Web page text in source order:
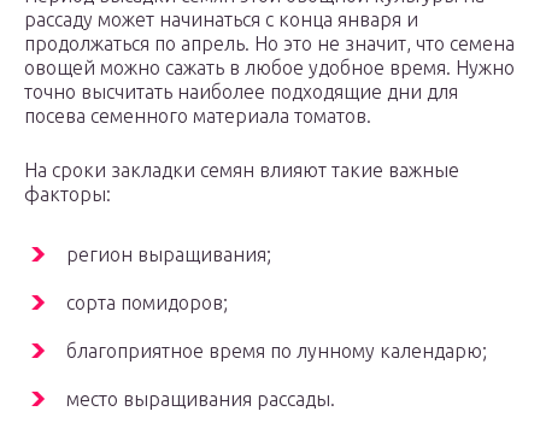
рассаду может начинаться с конца января и
продолжаться по апрель. Но это не значит, что семена
овощей можно сажать в любое удобное время. Нужно
точно высчитать наиболее подходящие дни для
посева семенного материала томатов.
На сроки закладки семян влияют такие важные
факторы:
регион выращивания;
сорта помидоров;
благоприятное время по лунному календарю;
место выращивания рассады.